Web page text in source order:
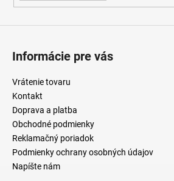
Informácie pre vás
Vrátenie tovaru
Kontakt
Doprava a platba
Obchodné podmienky
Reklamačný poriadok
Podmienky ochrany osobných údajov
Napíšte nám